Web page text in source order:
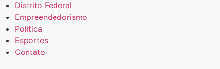
Distrito Federal
Empreendedorismo
Política
Esportes
Contato